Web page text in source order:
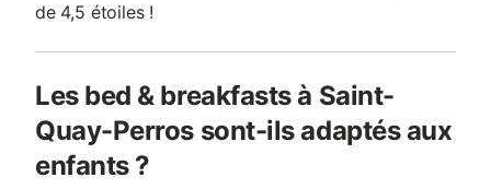
de 4,5 étoiles !
Les bed & breakfasts à Saint-
Quay-Perros sont-ils adaptés aux
enfants ?